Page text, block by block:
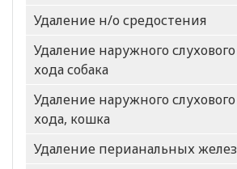
Удаление н/о средостения
Удаление наружного слухового
хода собака
Удаление наружного слухового
хода, кошка
Удаление перианальных желез